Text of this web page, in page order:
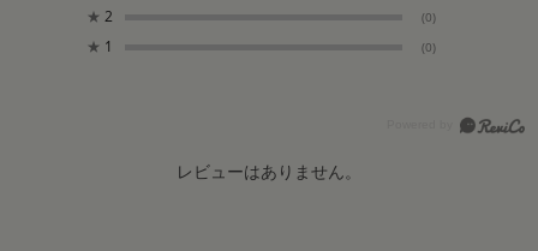
★ 2 (0)
★ 1 (0)
レビューはありません。